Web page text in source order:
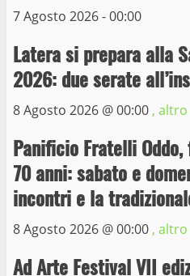
7 Agosto 2026 - 00:00
Latera si prepara alla
2026: due serate
8 Agosto 2026 @00:00 , altro
Panificio Fratelli
70 anni: sabato e
incontri e la
8 Agosto 2026 @00:00 , altro
Ad Arte Festival VII
5
Prorogata la
Museo dei
19 Gennaio
6
Trasporto
capolinea al
giugno
15 Giugno
Giochi
Viterbo